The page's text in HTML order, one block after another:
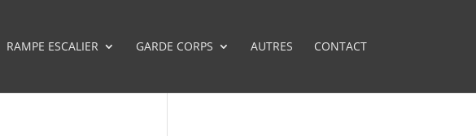
RAMPE ESCALIER GARDE CORPS AUTRES CONTACT